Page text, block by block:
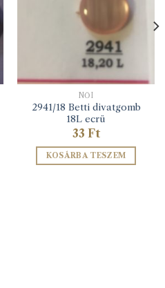
NŐI
2941/18 Betti divatgomb
18L ecrü
33 Ft
KOSÁRBA TESZEM